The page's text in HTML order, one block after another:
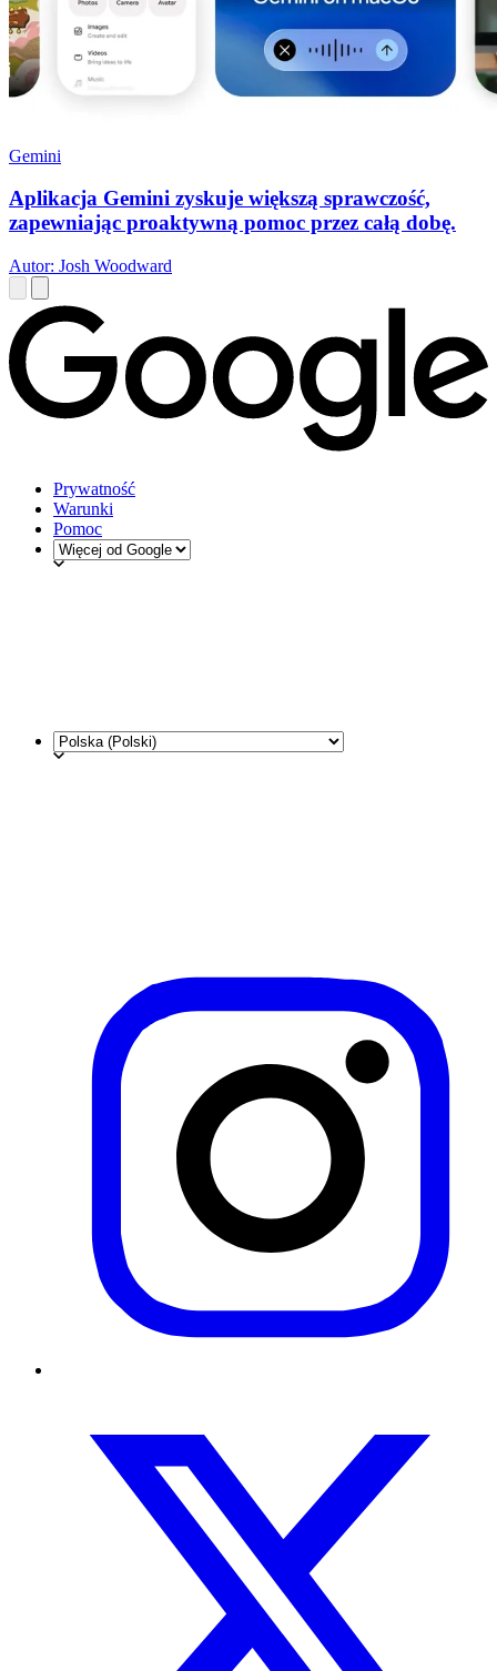
Gemini
Aplikacja Gemini zyskuje większą sprawczość,
zapewniając proaktywną pomoc przez całą dobę.
Autor: Josh Woodward
Prywatność
Warunki
Pomoc